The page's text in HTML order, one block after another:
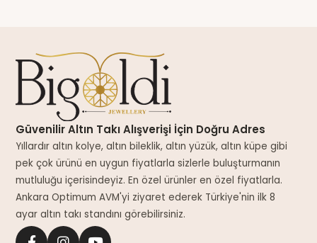
Güvenilir Altın Takı Alışverişi İçin Doğru Adres
Yıllardır altın kolye, altın bileklik, altın yüzük, altın küpe gibi
pek çok ürünü en uygun fiyatlarla sizlerle buluşturmanın
mutluluğu içerisindeyiz. En özel ürünler en özel fiyatlarla.
Ankara Optimum AVM'yi ziyaret ederek Türkiye'nin ilk 8
ayar altın takı standını görebilirsiniz.